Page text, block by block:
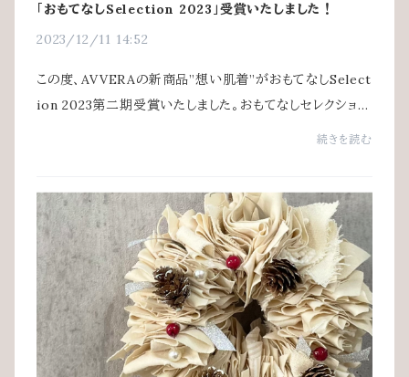
「おもてなしSelection 2023」受賞いたしました！
2023/12/11 14:52
この度、AVVERAの新商品”想い肌着”がおもてなしSelect
ion 2023第二期受賞いたしました。おもてなしセレクション
とは？使う人を思いやる心から生まれたこだわりの技、伝
続きを読む